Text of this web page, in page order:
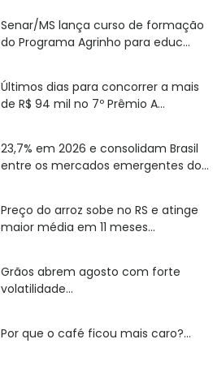
Senar/MS lança curso de formação
do Programa Agrinho para educ...
Últimos dias para concorrer a mais
de R$ 94 mil no 7º Prêmio A...
23,7% em 2026 e consolidam Brasil
entre os mercados emergentes do...
Preço do arroz sobe no RS e atinge
maior média em 11 meses...
Grãos abrem agosto com forte
volatilidade...
Por que o café ficou mais caro?...